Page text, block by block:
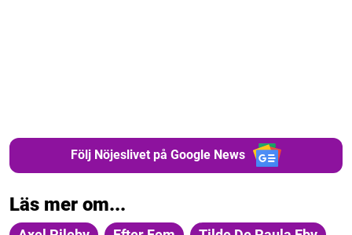
Följ Nöjeslivet på Google News
Läs mer om...